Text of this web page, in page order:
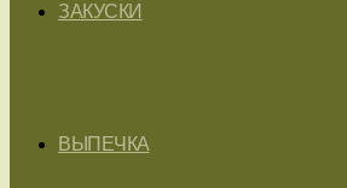
ЗАКУСКИ
ВЫПЕЧКА